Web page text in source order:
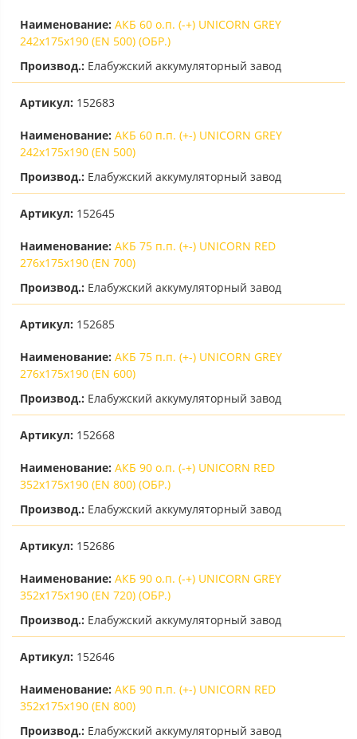
Наименование: АКБ 60 о.п. (-+) UNICORN GREY
242х175х190 (EN 500) (ОБР.)
Производ.: Елабужский аккумуляторный завод
Артикул: 152683
Наименование: АКБ 60 п.п. (+-) UNICORN GREY
242х175х190 (EN 500)
Производ.: Елабужский аккумуляторный завод
Артикул: 152645
Наименование: АКБ 75 п.п. (+-) UNICORN RED
276х175х190 (EN 700)
Производ.: Елабужский аккумуляторный завод
Артикул: 152685
Наименование: АКБ 75 п.п. (+-) UNICORN GREY
276х175х190 (EN 600)
Производ.: Елабужский аккумуляторный завод
Артикул: 152668
Наименование: АКБ 90 о.п. (-+) UNICORN RED
352х175х190 (EN 800) (ОБР.)
Производ.: Елабужский аккумуляторный завод
Артикул: 152686
Наименование: АКБ 90 о.п. (-+) UNICORN GREY
352х175х190 (EN 720) (ОБР.)
Производ.: Елабужский аккумуляторный завод
Артикул: 152646
Наименование: АКБ 90 п.п. (+-) UNICORN RED
352х175х190 (EN 800)
Производ.: Елабужский аккумуляторный завод